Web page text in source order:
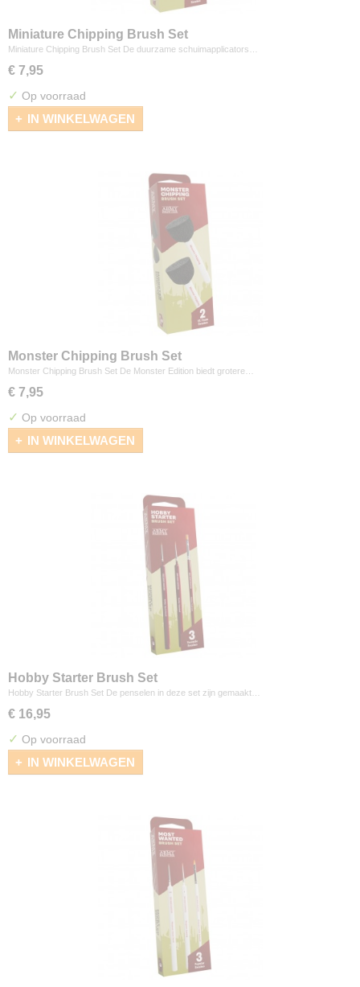
Miniature Chipping Brush Set
Miniature Chipping Brush Set De duurzame schuimapplicators…
€ 7,95
✓ Op voorraad
IN WINKELWAGEN
Monster Chipping Brush Set
Monster Chipping Brush Set De Monster Edition biedt grotere…
€ 7,95
✓ Op voorraad
IN WINKELWAGEN
Hobby Starter Brush Set
Hobby Starter Brush Set De penselen in deze set zijn gemaakt…
€ 16,95
✓ Op voorraad
IN WINKELWAGEN